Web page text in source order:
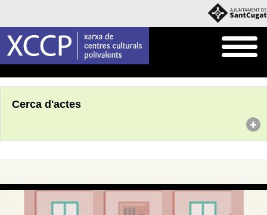
Cerca d'actes